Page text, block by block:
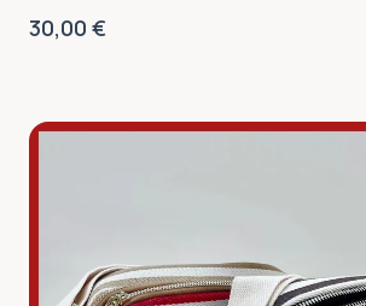
30,00 €